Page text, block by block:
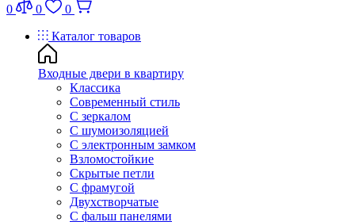
0
0
0
Каталог товаров
Входные двери в квартиру
Классика
Современный стиль
С зеркалом
С шумоизоляцией
С электронным замком
Взломостойкие
Скрытые петли
С фрамугой
Двухстворчатые
С фальш панелями